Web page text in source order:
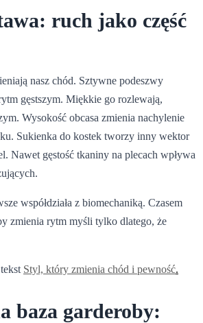
ruch jako część
nasz chód. Sztywne podeszwy
gęstszym. Miękkie go rozlewają,
Wysokość obcasa zmienia nachylenie
Sukienka do kostek tworzy inny wektor
Nawet gęstość tkaniny na plecach wpływa
współdziała z biomechaniką. Czasem
zmienia rytm myśli tylko dlatego, że
Styl, który zmienia chód i pewność.
baza garderoby: